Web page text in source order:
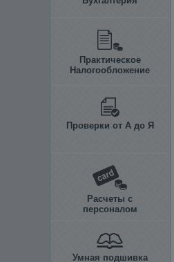
Практическое
Налогообложение
Проверки от А до Я
Расчеты с
персоналом
Умная подшивка